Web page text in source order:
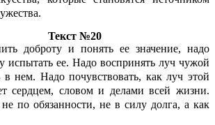
Текст №20
доброту и понять ее значение, надо
испытать ее. Надо воспринять луч чужой
нем. Надо почувствовать, как луч этой
сердцем, словом и делами всей жизни.
по обязанности, не в силу долга, а как